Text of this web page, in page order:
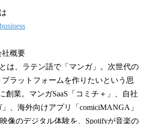
社概要
は、ラテン語で「マンガ」。次世代の
プラットフォームを作りたいという思
創業。マンガSaaS「コミチ＋」、自社
、海外向けアプリ「comiciMANGA」
像のデジタル体験を、Spotifyが音楽の